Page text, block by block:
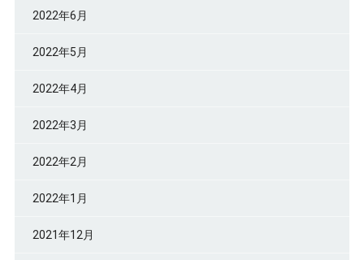
2022年6月
2022年5月
2022年4月
2022年3月
2022年2月
2022年1月
2021年12月